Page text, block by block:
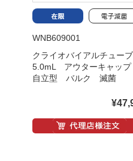
WNB609001
クライオバイアルチュ
5.0mL アウターキャッ
自立型 バルク 滅菌